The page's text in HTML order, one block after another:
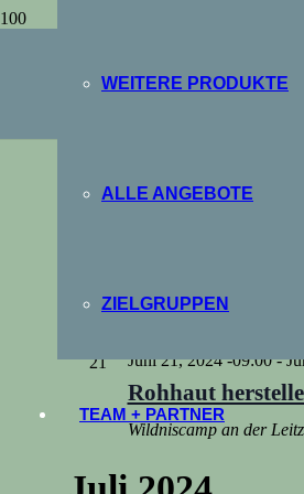
WEITERE PRODUKTE
ALLE ANGEBOTE
ZIELGRUPPEN
TEAM + PARTNER
offline
Juni 2024
21
Rohhaut
Juni 21, 2024 -09:00-
Wildniscamp an der